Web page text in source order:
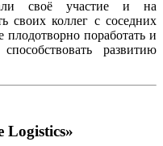
своё участие и на
своих коллег с соседних
поработать и
развитию